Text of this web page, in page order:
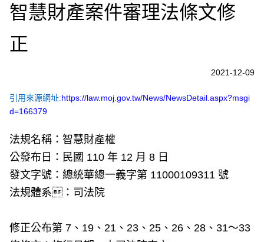
智慧財產案件審理法條文修
正
2021-12-09
引用來源網址:https://law.moj.gov.tw/News/NewsDetail.aspx?msgi
d=166379
法規名稱：智慧財產權
公發布日：民國 110 年 12 月 8 日
發文字號：總統華總一義字第 11000109311 號
法規體系：司法院
修正公布第 7、19、21、23、25、26、28、31～33